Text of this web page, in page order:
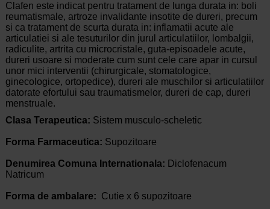
Clafen este indicat pentru tratament de lunga durata in: boli
reumatismale, artroze invalidante insotite de dureri, precum
si ca tratament de scurta durata in: inflamatii acute ale
articulatiei si ale tesuturilor din jurul articulatiilor, lombalgii,
radiculite, artrita cu microcristale, guta-episoadele acute,
dureri usoare si moderate cum sunt cele care apar in cursul
unor mici interventii (chirurgicale, stomatologice,
ginecologice, ortopedice), dureri ale muschilor si articulatiilor
datorate efortului sau traumatismelor, dureri de cap, dureri
menstruale.
Clasa Terapeutica: Sistem musculo-scheletic
Forma Farmaceutica: Supozitoare
Denumirea Comuna Internationala: Diclofenacum
Natricum
Forma de ambalare: Cutie x 6 supozitoare